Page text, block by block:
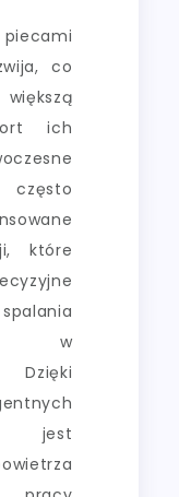
piecami
co
ich
które
w
jest